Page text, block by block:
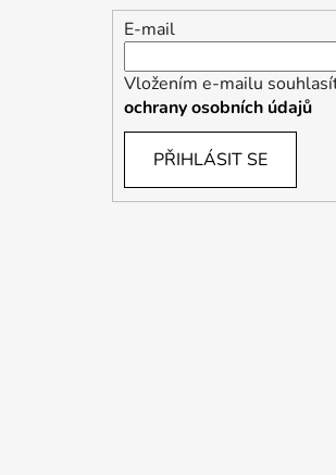
E-mail
Vložením e-mailu
ochrany osobních údajů
PŘIHLÁSIT SE